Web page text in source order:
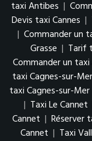
taxi Antibes |
Devis taxi Cannes |
| Commander un
Grasse | Tarif
Commander un taxi
taxi Cagnes-sur-Mer
taxi Cagnes-sur-Mer
| Taxi Le Cannet
Cannet | Réserver
Cannet | Taxi